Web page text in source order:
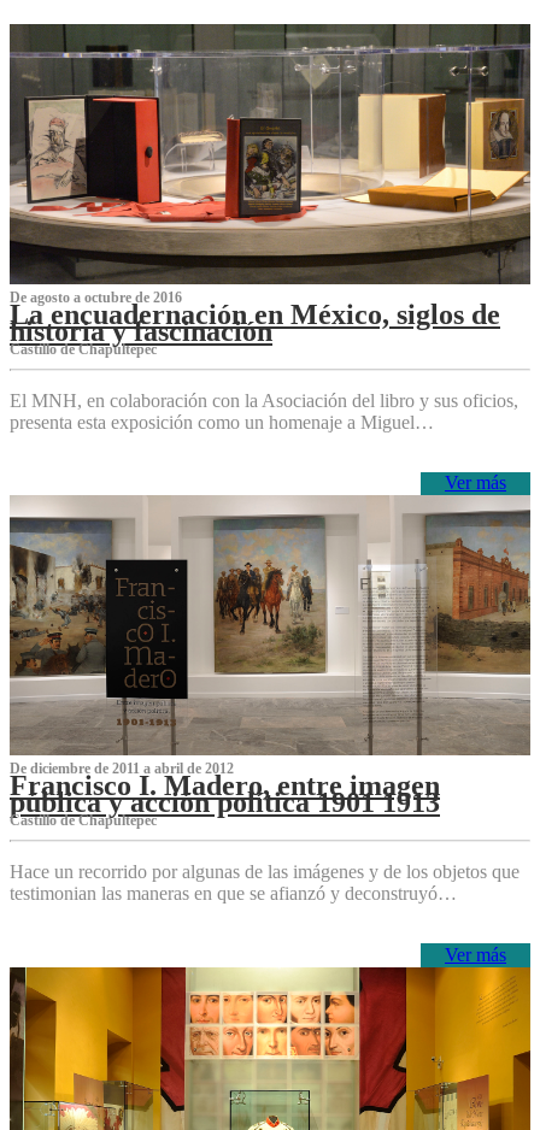
De agosto a octubre de 2016
La encuadernación en México, siglos de
historia y fascinación
Castillo de Chapultepec
El MNH, en colaboración con la Asociación del libro y sus oficios,
presenta esta exposición como un homenaje a Miguel…
Ver más
De diciembre de 2011 a abril de 2012
Francisco I. Madero, entre imagen
pública y acción política 1901 1913
Castillo de Chapultepec
Hace un recorrido por algunas de las imágenes y de los objetos que
testimonian las maneras en que se afianzó y deconstruyó…
Ver más